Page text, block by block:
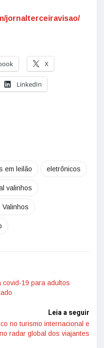
jornalterceiravisao/
X
LinkedIn
em leilão eletrônicos
valinhos
19 para adultos
Leia a seguir
no turismo internacional e
radar global dos viajantes